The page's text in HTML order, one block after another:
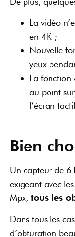
Un capteur de
exigeant avec
Mpx,tous les
Dans tous les
d’obturation
Sinon, le
Mpx :
Le Sony
Le Sony
Le Sony